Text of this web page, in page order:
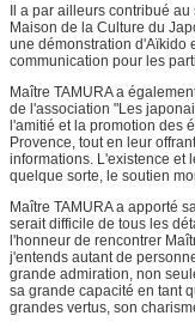
Il a par ailleurs contribué
Maison de la Culture du
une démonstration d'Aïkido
communication pour les
Maître TAMURA a
de l'association "Les
l'amitié et la promotion des
Provence, tout en leur
informations. L'existence et
quelque sorte, le soutien
Maître TAMURA a apporté
serait difficile de tous les
l'honneur de rencontrer
j'entends autant de
grande admiration, non
sa grande capacité en tant
grandes vertus, son